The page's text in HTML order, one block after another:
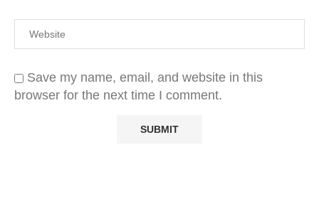
Save my name, email, and website in this
browser for the next time I comment.